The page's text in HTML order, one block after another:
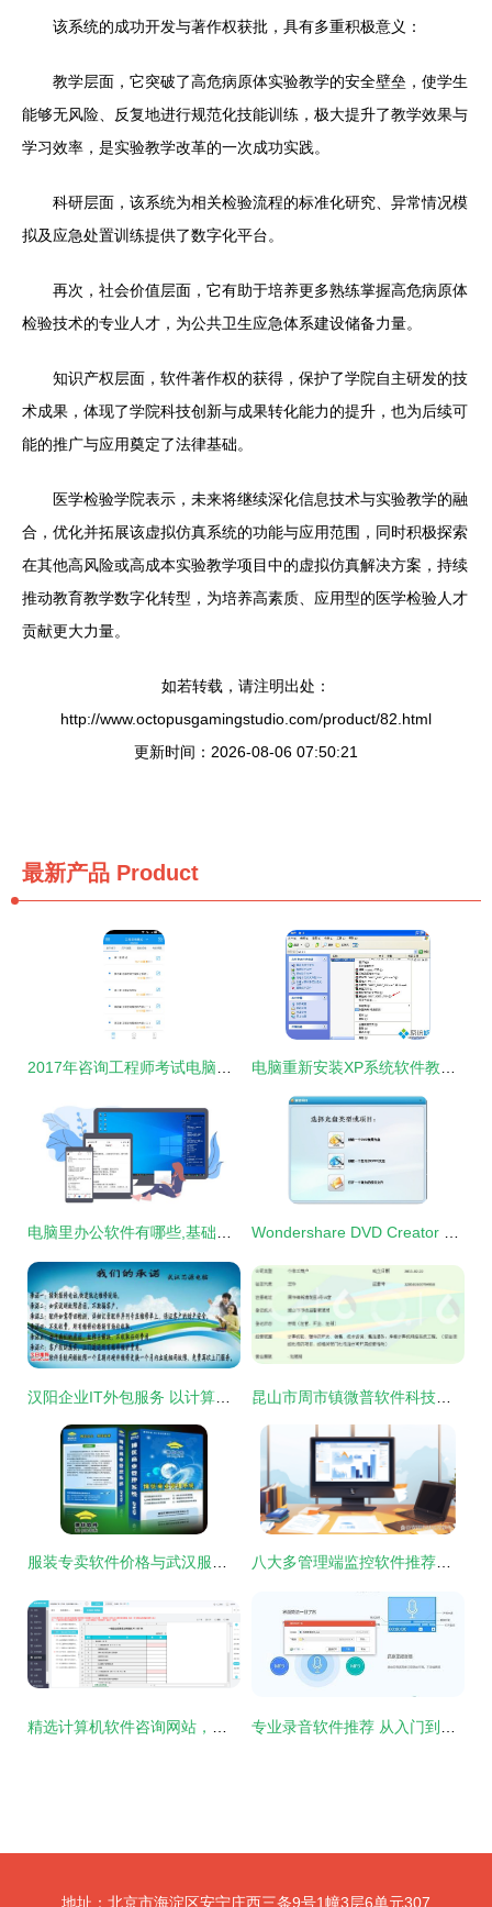
该系统的成功开发与著作权获批，具有多重积极意义：
教学层面，它突破了高危病原体实验教学的安全壁垒，使学生
能够无风险、反复地进行规范化技能训练，极大提升了教学效果与
学习效率，是实验教学改革的一次成功实践。
科研层面，该系统为相关检验流程的标准化研究、异常情况模
拟及应急处置训练提供了数字化平台。
再次，社会价值层面，它有助于培养更多熟练掌握高危病原体
检验技术的专业人才，为公共卫生应急体系建设储备力量。
知识产权层面，软件著作权的获得，保护了学院自主研发的技
术成果，体现了学院科技创新与成果转化能力的提升，也为后续可
能的推广与应用奠定了法律基础。
医学检验学院表示，未来将继续深化信息技术与实验教学的融
合，优化并拓展该虚拟仿真系统的功能与应用范围，同时积极探索
在其他高风险或高成本实验教学项目中的虚拟仿真解决方案，持续
推动教育教学数字化转型，为培养高素质、应用型的医学检验人才
贡献更大力量。
如若转载，请注明出处：
http://www.octopusgamingstudio.com/product/82.html
更新时间：2026-08-06 07:50:21
最新产品 Product
地址：北京市海淀区安宁庄西三条9号1幢3层6单元307